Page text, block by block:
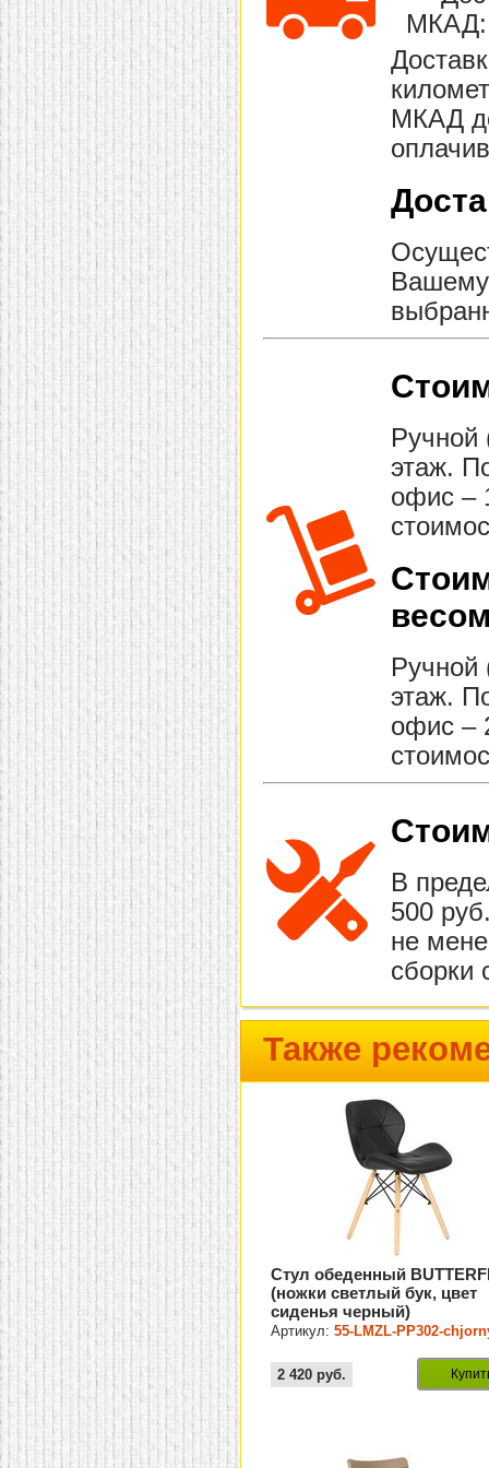
домашнем использовании.
Эта мебель имеет
некоторые преимущества
перед той же стенкой для
гостиной, к примеру,
поскольку она более
легкая и не загромождает
пространство. В спальне
этот предмет можно
поставить у изголовья
кровати, чтобы заполнить
пустующее там
место. Также стеллажи
очень часто используют в
качестве разграничителей
комнаты, например, на
рабочую зону и
пространство для отдыха.
Особенно это актуально
для однокомнатных
квартир.
МКАД:
МКАД
Вашему
Ручной
этаж.
офис –
Ручной
этаж.
офис –
В
500
не
сборки
Также
Стул обеденный
(ножки светлый бук, цвет
сиденья черный)
Артикул:55-LMZL-PP302-
2 420 руб.